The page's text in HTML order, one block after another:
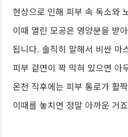
현상으로 인해 피부 속 독소와
이때 열린 모공은 영양분을 받
됩니다. 솔직히 말해서 비싼 마
피부 겉면이 꽉 막혀 있으면 아
온천 직후에는 피부 통로가 활
이때를 놓치면 정말 아까운 거